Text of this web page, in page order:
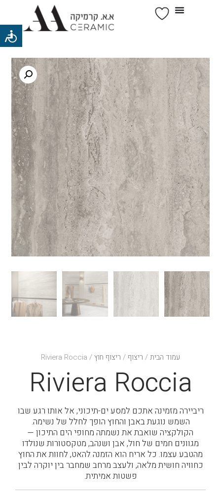
עמוד הבית/ ריצוף/ ריצוף חוץ/ Riviera Roccia
Riviera Roccia
ריביירה מזמינה אתכם למסע ים-תיכוני, אל אותו רגע שבו
השמש נוגעת באבן והחוץ הופך לחלל של נשימה.
הקולקציה שואבת את נשמתה מחופי הים התיכון —
מגוונים חמים של חול, אבן ושנהב, מטקסטורות שנולדו
מהטבע עצמו. כל אריח הוא הזמנה להאט, לחוות את החוץ
כחוויה חושית מלאה, ולעצב מרחב שמחבר בין יוקרה לבין
פשטות אמיתית.